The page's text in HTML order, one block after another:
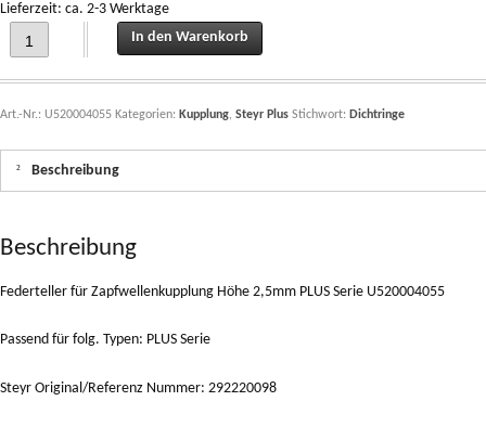
Lieferzeit: ca. 2-3 Werktage
Federteller für Zapfwellenkupplung Höhe 2,5mm PLUS Serie U520004055
In den Warenkorb
Art.-Nr.: U520004055 Kategorien: Kupplung, Steyr Plus Stichwort: Dichtringe
Beschreibung
Beschreibung
Federteller für Zapfwellenkupplung Höhe 2,5mm PLUS Serie U520004055
Passend für folg. Typen: PLUS Serie
Steyr Original/Referenz Nummer: 292220098